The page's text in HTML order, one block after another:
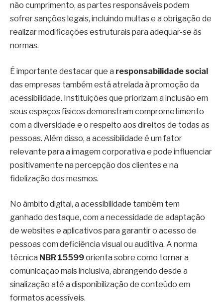
não cumprimento, as partes responsáveis podem
sofrer sanções legais, incluindo multas e a obrigação de
realizar modificações estruturais para adequar-se às
normas.
É importante destacar que a responsabilidade social
das empresas também está atrelada à promoção da
acessibilidade. Instituições que priorizam a inclusão em
seus espaços físicos demonstram comprometimento
com a diversidade e o respeito aos direitos de todas as
pessoas. Além disso, a acessibilidade é um fator
relevante para a imagem corporativa e pode influenciar
positivamente na percepção dos clientes e na
fidelização dos mesmos.
No âmbito digital, a acessibilidade também tem
ganhado destaque, com a necessidade de adaptação
de websites e aplicativos para garantir o acesso de
pessoas com deficiência visual ou auditiva. A norma
técnica NBR 15599orienta sobre como tornar a
comunicação mais inclusiva, abrangendo desde a
sinalização até a disponibilização de conteúdo em
formatos acessíveis.